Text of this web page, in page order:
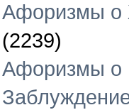
Афоризмы о
(2239)
Афоризмы о